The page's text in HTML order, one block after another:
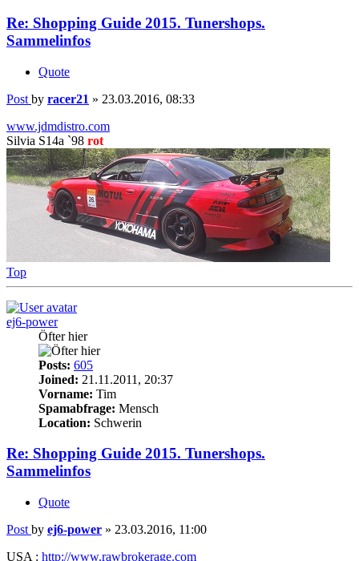
Re: Shopping Guide 2015. Tunershops.
Sammelinfos
Quote
Post by racer21 » 23.03.2016, 08:33
www.jdmdistro.com
Silvia S14a `98 rot
Top
ej6-power
Öfter hier
Posts: 605
Joined: 21.11.2011, 20:37
Vorname: Tim
Spamabfrage: Mensch
Location: Schwerin
Re: Shopping Guide 2015. Tunershops.
Sammelinfos
Quote
Post by ej6-power » 23.03.2016, 11:00
USA : http://www.rawbrokerage.com